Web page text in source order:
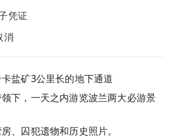
凭证
消
盐矿3公里长的地下通道
下，一天之内游览波兰两大必游景
、囚犯遗物和历史照片。